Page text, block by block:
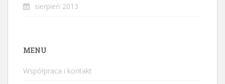
sierpień 2013
MENU
Współpraca i kontakt